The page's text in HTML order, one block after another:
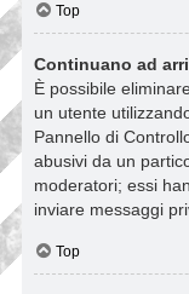
Top
Continuano ad
È possibile
un utente
Pannello di
abusivi da un
moderatori; essi
inviare messaggi
Top